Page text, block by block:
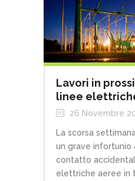
Lavori in
linee
26 Novembre
La scorsa
un grave infortunio
contatto
elettriche aeree in